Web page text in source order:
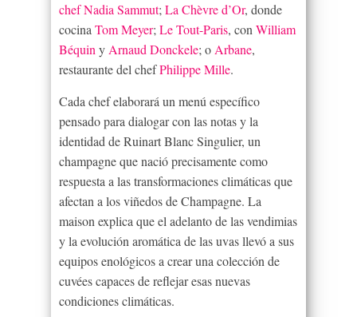
chef Nadia Sammut; La Chèvre d’Or, donde
cocina Tom Meyer; Le Tout-Paris, con William
Béquin y Arnaud Donckele; o Arbane,
restaurante del chefPhilippe Mille.
Cada chef elaborará un menú específico
pensado para dialogar con las notas y la
identidad de Ruinart Blanc Singulier, un
champagne que nació precisamente como
respuesta a las transformaciones climáticas que
afectan a los viñedos de Champagne. La
maison explica que el adelanto de las vendimias
y la evolución aromática de las uvas llevó a sus
equipos enológicos a crear una colección de
cuvées capaces de reflejar esas nuevas
condiciones climáticas.